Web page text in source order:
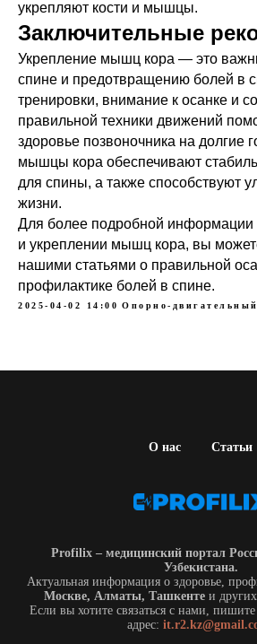
укрепляют кости и мышцы.
Заключительные
Укрепление мышц кора — это
спине и предотвращению болей в
тренировки, внимание к осанке и
правильной техники движений
здоровье позвоночника на долгие
мышцы кора обеспечивают
для спины, а также способствуют
жизни.
Для более подробной информации
и укреплении мышц кора, вы
нашими статьями о правильной
профилактике болей в спине.
2025-04-02 14:00 Опорно-
О нас Статьи
Profilix – медицинский портал
Узбекистана.
Актуальная информация о здоровье,
Москве, Алматы, Ташкенте и
Если вы хотите связаться с нами,
адрес: